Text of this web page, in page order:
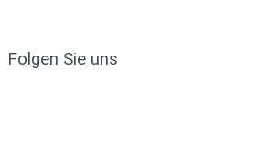
Folgen Sie uns